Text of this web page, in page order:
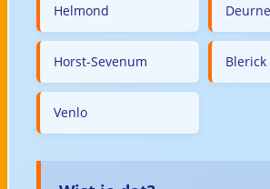
Helmond Deurne
Horst-Sevenum Blerick
Venlo